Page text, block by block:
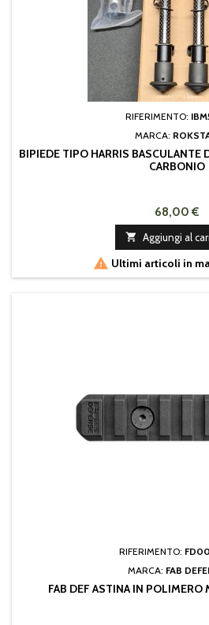
RIFERIMENTO:
MARCA:
BIPIEDE TIPO HARRIS BASCULANTE
CARBONIO
68,00 €
 Aggiungi al
 Ultimi articoli in
RIFERIMENTO:
MARCA: FAB
FAB DEF ASTINA IN